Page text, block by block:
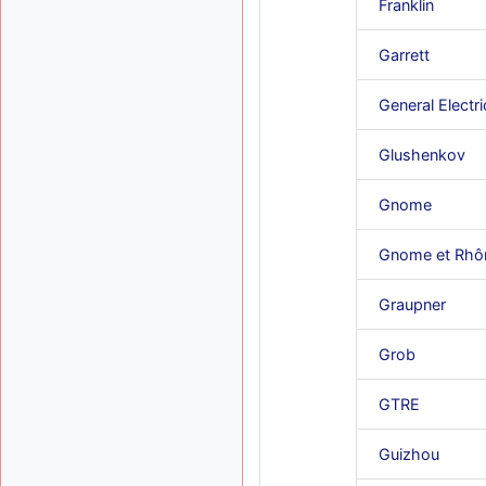
Franklin
Garrett
General
Glushenkov
Gnome
Gnome et
Graupner
Grob
GTRE
Guizhou